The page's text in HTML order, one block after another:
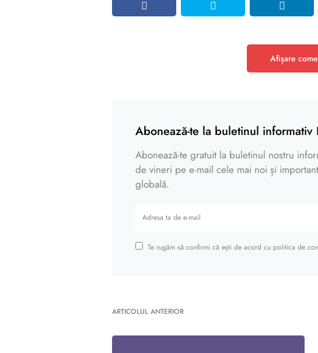
Afișare
Abonează-te la buletinul informativ
Abonează-te gratuit la buletinul nostru
de vineri pe e-mail cele mai noi și
globală.
Te rugăm să confirmi că ești de acord cu politica de
ARTICOLUL ANTERIOR